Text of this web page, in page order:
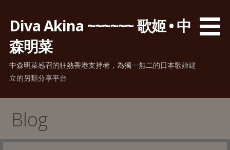
content
Diva Akina ~~~~~~ 歌姬 • 中
森明菜
中森明菜感召的狂熱香港支持者，為獨一無二的日本歌姬建
立的另類分享平台
Blog